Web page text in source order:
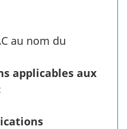
au nom du
applicables aux